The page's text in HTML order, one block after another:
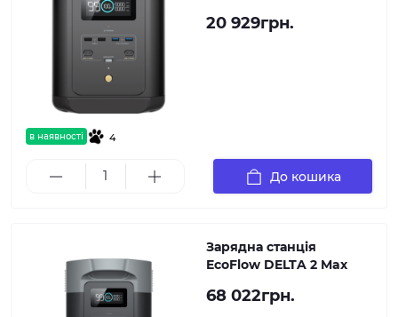
в наявності 4
20 929грн.
До кошика
Зарядна станція
EcoFlow DELTA 2 Max
68 022грн.